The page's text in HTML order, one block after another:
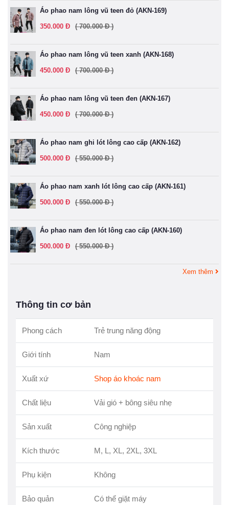
Áo phao nam lông vũ teen đỏ (AKN-169)
350.000 Đ ( 700.000 Đ )
Áo phao nam lông vũ teen xanh (AKN-168)
450.000 Đ ( 700.000 Đ )
Áo phao nam lông vũ teen đen (AKN-167)
450.000 Đ ( 700.000 Đ )
Áo phao nam ghi lót lông cao cấp (AKN-162)
500.000 Đ ( 550.000 Đ )
Áo phao nam xanh lót lông cao cấp (AKN-161)
500.000 Đ ( 550.000 Đ )
Áo phao nam đen lót lông cao cấp (AKN-160)
500.000 Đ ( 550.000 Đ )
Xem thêm
Thông tin cơ bản
Phong cách Trẻ trung năng động
Giới tính Nam
Xuất xứ Shop áo khoác nam
Chất liệu Vải gió + bông siêu nhẹ
Sản xuất Công nghiệp
Kích thước M, L, XL, 2XL, 3XL
Phụ kiện Không
Bảo quản Có thể giặt máy